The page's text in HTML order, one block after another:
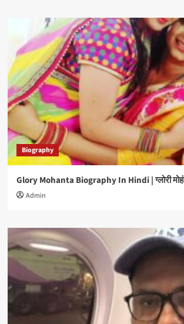
Biography
Glory Mohanta Biography In Hindi | ग्लोरी
Admin